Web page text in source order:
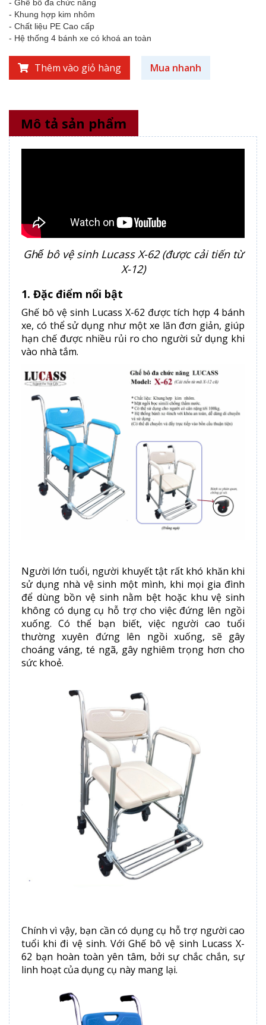
- Ghế bô đa chức năng
- Khung hợp kim nhôm
- Chất liệu PE Cao cấp
- Hệ thống 4 bánh xe có khoá an toàn
Thêm vào giỏ hàng Mua nhanh
Mô tả sản phẩm
Ghế bô vệ sinh Lucass X-62 (được cải tiến từ
X-12)
1. Đặc điểm nổi bật
Ghế bô vệ sinh Lucass X-62 được tích hợp 4 bánh
xe, có thể sử dụng như một xe lăn đơn giản, giúp
hạn chế được nhiều rủi ro cho người sử dụng khi
vào nhà tắm.
Người lớn tuổi, người khuyết tật rất khó khăn khi
sử dụng nhà vệ sinh một mình, khi mọi gia đình
để dùng bồn vệ sinh nằm bệt hoặc khu vệ sinh
không có dụng cụ hỗ trợ cho việc đứng lên ngồi
xuống. Có thể bạn biết, việc người cao tuổi
thường xuyên đứng lên ngồi xuống, sẽ gây
choáng váng, té ngã, gây nghiêm trọng hơn cho
sức khoẻ.
Chính vì vậy, bạn cần có dụng cụ hỗ trợ người cao
tuổi khi đi vệ sinh. Với Ghế bô vệ sinh Lucass X-
62 bạn hoàn toàn yên tâm, bởi sự chắc chắn, sự
linh hoạt của dụng cụ này mang lại.